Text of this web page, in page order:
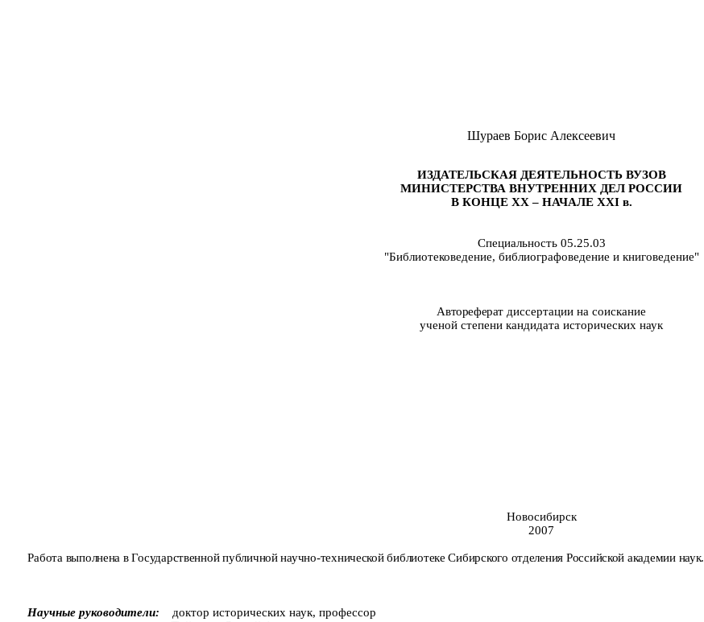
Шураев Борис Алексеевич
ИЗДАТЕЛЬСКАЯ ДЕЯТЕЛЬНОСТЬ ВУЗОВ
МИНИСТЕРСТВА ВНУТРЕННИХ ДЕЛ РОССИИ
В КОНЦЕ XX – НАЧАЛЕ XXI в.
Специальность 05.25.03
"Библиотековедение, библиографоведение и книговедение"
Автореферат диссертации на соискание
ученой степени кандидата исторических наук
Новосибирск
2007
Работа выполнена в Государственной публичной научно-техни­ческой библиотеке Сибирского отделения Российской академии наук.
Научные руководители:
доктор исторических наук, профессор